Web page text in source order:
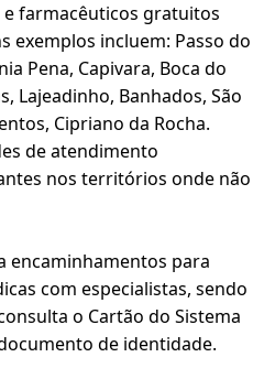
farmacêuticos gratuitos
exemplos incluem: Passo do
Pena, Capivara, Boca do
Lajeadinho, Banhados, São
Cipriano da Rocha.
de atendimento
nos territórios onde não
encaminhamentos para
com especialistas, sendo
o Cartão do Sistema
de identidade.